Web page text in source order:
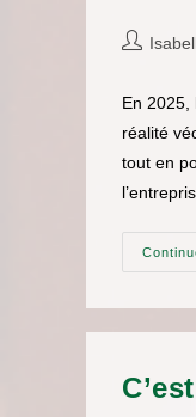
En 2025,
réalité
tout en